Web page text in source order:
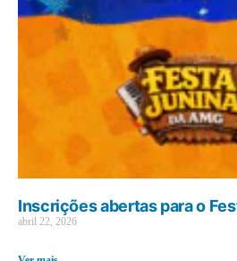
Inscrições abertas para o
abril 22, 2026